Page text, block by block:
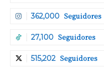
362,000 Seguidores
27,100 Seguidores
515,202 Seguidores